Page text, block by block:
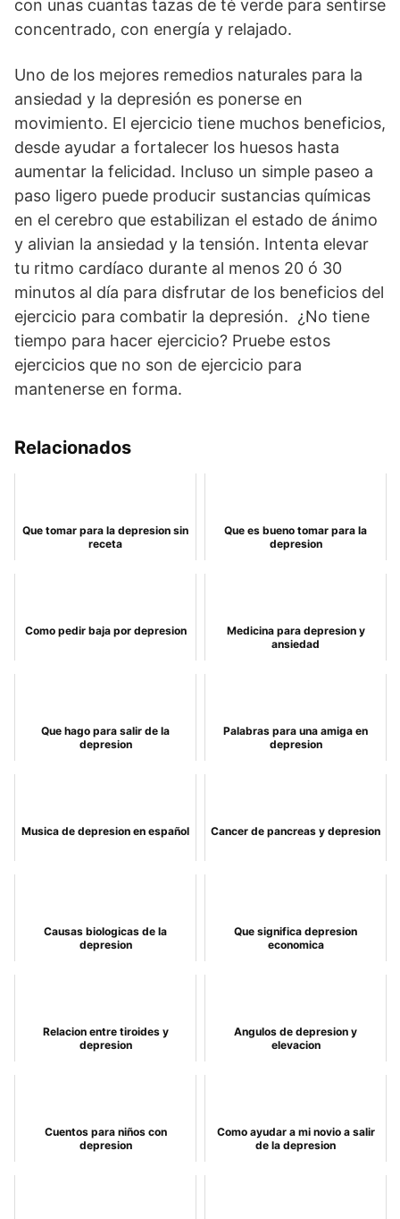
con unas cuantas tazas de té verde para sentirse
concentrado, con energía y relajado.
Uno de los mejores remedios naturales para la
ansiedad y la depresión es ponerse en
movimiento. El ejercicio tiene muchos beneficios,
desde ayudar a fortalecer los huesos hasta
aumentar la felicidad. Incluso un simple paseo a
paso ligero puede producir sustancias químicas
en el cerebro que estabilizan el estado de ánimo
y alivian la ansiedad y la tensión. Intenta elevar
tu ritmo cardíaco durante al menos 20 ó 30
minutos al día para disfrutar de los beneficios del
ejercicio para combatir la depresión. ¿No tiene
tiempo para hacer ejercicio? Pruebe estos
ejercicios que no son de ejercicio para
mantenerse en forma.
Relacionados
Que tomar para la depresion sin
receta
Que es bueno tomar para la
depresion
Como pedir baja por depresion
Medicina para depresion y
ansiedad
Que hago para salir de la
depresion
Palabras para una amiga en
depresion
Musica de depresion en español Cancer de pancreas y depresion
Causas biologicas de la
depresion
Que significa depresion
economica
Relacion entre tiroides y
depresion
Angulos de depresion y
elevacion
Cuentos para niños con
depresion
Como ayudar a mi novio a salir
de la depresion